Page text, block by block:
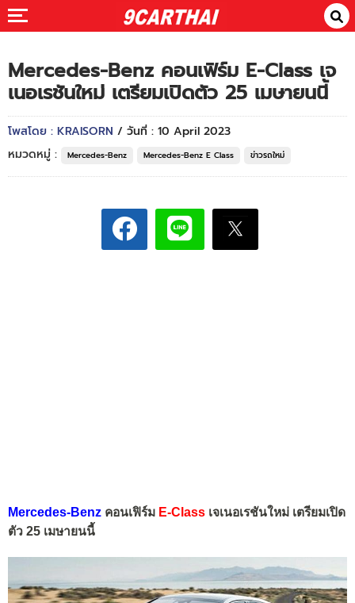
Mercedes-Benz คอนเฟิร์ม E-Class เจ
เนอเรชันใหม่ เตรียมเปิดตัว 25 เมษายนนี้
โพสโดย : KRAISORN / วันที่ : 10 April 2023
หมวดหมู่ :
Mercedes-Benz Mercedes-Benz E Class ข่าวรถใหม่
Mercedes-Benz คอนเฟิร์ม E-Class เจเนอเรชันใหม่ เตรียมเปิด
ตัว 25 เมษายนนี้